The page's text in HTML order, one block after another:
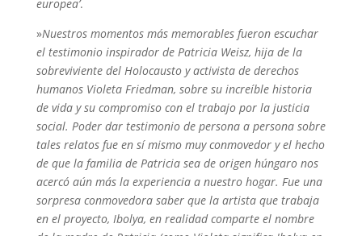
europea’.
»Nuestros momentos más memorables fueron escuchar
el testimonio inspirador de Patricia Weisz, hija de la
sobreviviente del Holocausto y activista de derechos
humanos Violeta Friedman, sobre su increíble historia
de vida y su compromiso con el trabajo por la justicia
social. Poder dar testimonio de persona a persona sobre
tales relatos fue en sí mismo muy conmovedor y el hecho
de que la familia de Patricia sea de origen húngaro nos
acercó aún más la experiencia a nuestro hogar. Fue una
sorpresa conmovedora saber que la artista que trabaja
en el proyecto, Ibolya, en realidad comparte el nombre